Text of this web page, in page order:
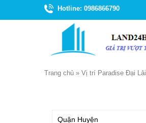
Hotline: 0986866790
Trang chủ » Vị trí Paradise Đại Lải